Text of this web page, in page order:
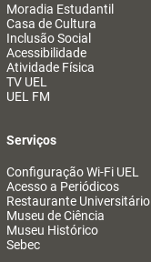
Moradia Estudantil
Casa de Cultura
Inclusão Social
Acessibilidade
Atividade Física
TV UEL
UEL FM
Serviços
Configuração Wi-Fi UEL
Acesso a Periódicos
Restaurante Universitário
Museu de Ciência
Museu Histórico
Sebec